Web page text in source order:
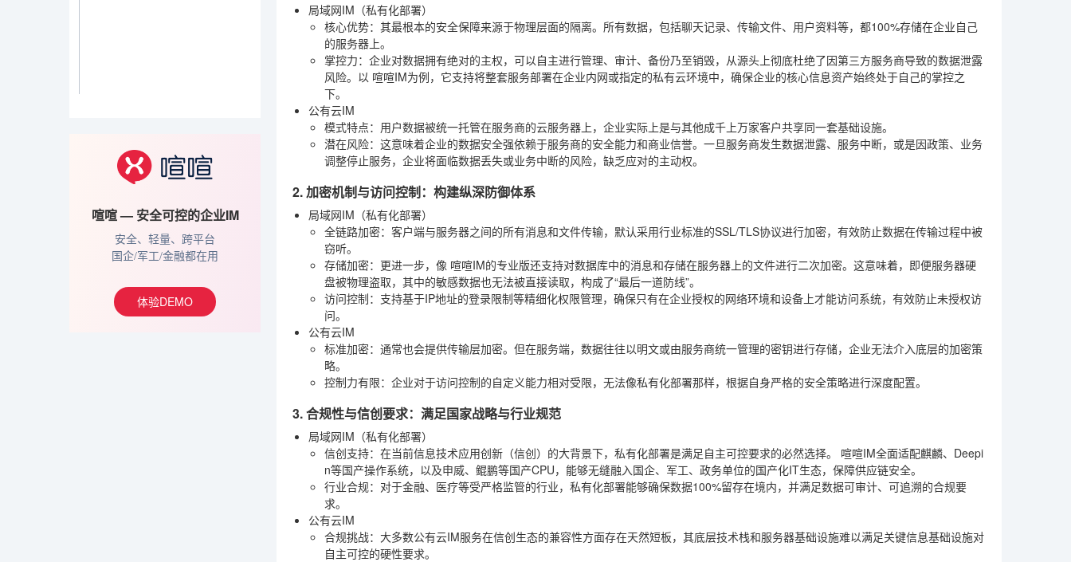
喧喧 — 安全可控的企业IM
安全、轻量、跨平台
国企/军工/金融都在用
体验DEMO
局域网IM（私有化部署）
核心优势：其最根本的安全保障来源于物理层面的隔离。所有数据，包括聊天记录、传输文件、用户资料等，都100%存储在企业自己
的服务器上。
掌控力：企业对数据拥有绝对的主权，可以自主进行管理、审计、备份乃至销毁，从源头上彻底杜绝了因第三方服务商导致的数据泄露
风险。以 喧喧IM为例，它支持将整套服务部署在企业内网或指定的私有云环境中，确保企业的核心信息资产始终处于自己的掌控之
下。
公有云IM
模式特点：用户数据被统一托管在服务商的云服务器上，企业实际上是与其他成千上万家客户共享同一套基础设施。
潜在风险：这意味着企业的数据安全强依赖于服务商的安全能力和商业信誉。一旦服务商发生数据泄露、服务中断，或是因政策、业务
调整停止服务，企业将面临数据丢失或业务中断的风险，缺乏应对的主动权。
2. 加密机制与访问控制：构建纵深防御体系
局域网IM（私有化部署）
全链路加密：客户端与服务器之间的所有消息和文件传输，默认采用行业标准的SSL/TLS协议进行加密，有效防止数据在传输过程中被
窃听。
存储加密：更进一步，像 喧喧IM的专业版还支持对数据库中的消息和存储在服务器上的文件进行二次加密。这意味着，即便服务器硬
盘被物理盗取，其中的敏感数据也无法被直接读取，构成了“最后一道防线”。
访问控制：支持基于IP地址的登录限制等精细化权限管理，确保只有在企业授权的网络环境和设备上才能访问系统，有效防止未授权访
问。
公有云IM
标准加密：通常也会提供传输层加密。但在服务端，数据往往以明文或由服务商统一管理的密钥进行存储，企业无法介入底层的加密策
略。
控制力有限：企业对于访问控制的自定义能力相对受限，无法像私有化部署那样，根据自身严格的安全策略进行深度配置。
3. 合规性与信创要求：满足国家战略与行业规范
局域网IM（私有化部署）
信创支持：在当前信息技术应用创新（信创）的大背景下，私有化部署是满足自主可控要求的必然选择。 喧喧IM全面适配麒麟、Deepi
n等国产操作系统，以及申威、鲲鹏等国产CPU，能够无缝融入国企、军工、政务单位的国产化IT生态，保障供应链安全。
行业合规：对于金融、医疗等受严格监管的行业，私有化部署能够确保数据100%留存在境内，并满足数据可审计、可追溯的合规要
求。
公有云IM
合规挑战：大多数公有云IM服务在信创生态的兼容性方面存在天然短板，其底层技术栈和服务器基础设施难以满足关键信息基础设施对
自主可控的硬性要求。